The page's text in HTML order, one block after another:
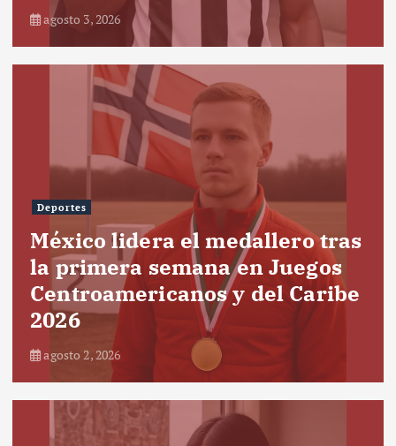
agosto 3, 2026
Deportes
México lidera el medallero tras
la primera semana en Juegos
Centroamericanos y del Caribe
2026
agosto 2, 2026